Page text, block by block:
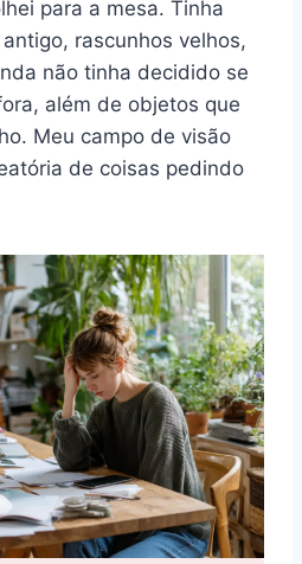
para a mesa. Tinha
rascunhos velhos,
não tinha decidido se
além de objetos que
Meu campo de visão
de coisas pedindo